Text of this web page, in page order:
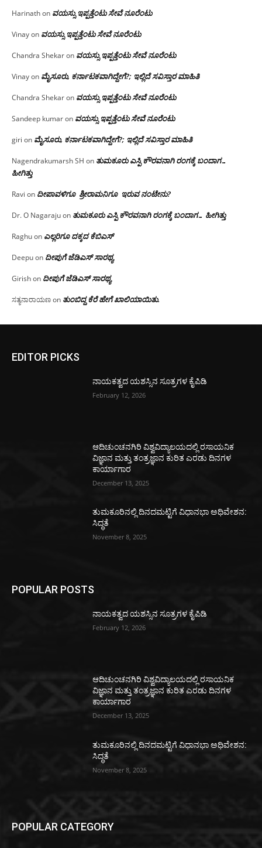
Harinathon ವಯಸ್ಸು ಇಪ್ಪತ್ತೆಂಟು ಸೇವೆ ನೂರೆಂಟು
Vinayon ವಯಸ್ಸು ಇಪ್ಪತ್ತೆಂಟು ಸೇವೆ ನೂರೆಂಟು
Chandra Shekaron ವಯಸ್ಸು ಇಪ್ಪತ್ತೆಂಟು ಸೇವೆ ನೂರೆಂಟು
Vinayon ಮೈಸೂರು, ಕರ್ನಾಟಕವಾಗಿದ್ದೇಗೆ?; ಇಲ್ಲಿದೆ ಸವಿಸ್ತಾರ ಮಾಹಿತಿ
Chandra Shekaron ವಯಸ್ಸು ಇಪ್ಪತ್ತೆಂಟು ಸೇವೆ ನೂರೆಂಟು
Sandeep kumaron ವಯಸ್ಸು ಇಪ್ಪತ್ತೆಂಟು ಸೇವೆ ನೂರೆಂಟು
giri on ಮೈಸೂರು, ಕರ್ನಾಟಕವಾಗಿದ್ದೇಗೆ?; ಇಲ್ಲಿದೆ ಸವಿಸ್ತಾರ ಮಾಹಿತಿ
Nagendrakumarsh SH on ತುಮಕೂರು ಎಸ್ಪಿ ಕೌರವನಾಗಿ ರಂಗಕ್ಕೆ ಬಂದಾಗ…
ಹೀಗಿತ್ತು
Ravi on ದೀಪಾವಳಿಗೂ ಶ್ರೀರಾಮನಿಗೂ ಇರುವ ನಂಟೇನು?
Dr. O Nagarajuon ತುಮಕೂರು ಎಸ್ಪಿ ಕೌರವನಾಗಿ ರಂಗಕ್ಕೆ ಬಂದಾಗ… ಹೀಗಿತ್ತು
Raghuon ಎಲ್ಲರಿಗೂ ದಕ್ಕದ ಕೆಬಿಎಸ್
Deepuon ದೀಪುಗೆ ಜೆಡಿಎಸ್ ಸಾರಥ್ಯ
Girishon ದೀಪುಗೆ ಜೆಡಿಎಸ್ ಸಾರಥ್ಯ
ಸತ್ಯನಾರಾಯಣon ತುಂಬಿದ್ದ ಕೆರೆ ಹೇಗೆ ಖಾಲಿಯಾಯಿತು.
EDITOR PICKS
ನಾಯಕತ್ವದ ಯಶಸ್ಸಿನ ಸೂತ್ರಗಳ ಕೈಪಿಡಿ
February 12, 2026
ಆದಿಚುಂಚನಗಿರಿ ವಿಶ್ವವಿದ್ಯಾಲಯದಲ್ಲಿ ರಸಾಯನಿಕ
ವಿಜ್ಞಾನ ಮತ್ತು ತಂತ್ರಜ್ಞಾನ ಕುರಿತ ಎರಡು ದಿನಗಳ
ಕಾರ್ಯಾಗಾರ
December 13, 2025
ತುಮಕೂರಿನಲ್ಲಿ ದಿನದಮಟ್ಟಿಗೆ ವಿಧಾನಭಾ ಅಧಿವೇಶನ:
ಸಿದ್ಧತೆ
November 8, 2025
POPULAR POSTS
ನಾಯಕತ್ವದ ಯಶಸ್ಸಿನ ಸೂತ್ರಗಳ ಕೈಪಿಡಿ
February 12, 2026
ಆದಿಚುಂಚನಗಿರಿ ವಿಶ್ವವಿದ್ಯಾಲಯದಲ್ಲಿ ರಸಾಯನಿಕ
ವಿಜ್ಞಾನ ಮತ್ತು ತಂತ್ರಜ್ಞಾನ ಕುರಿತ ಎರಡು ದಿನಗಳ
ಕಾರ್ಯಾಗಾರ
December 13, 2025
ತುಮಕೂರಿನಲ್ಲಿ ದಿನದಮಟ್ಟಿಗೆ ವಿಧಾನಭಾ ಅಧಿವೇಶನ:
ಸಿದ್ಧತೆ
November 8, 2025
POPULAR CATEGORY